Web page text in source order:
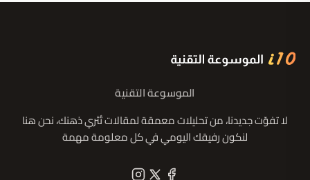
الموسوعة التقنية
لا تفوّت جديدنا، من تحليلات معمقة لمقالات تُثري ذهنك، نحن هنا
لنكون رفيقك اليومي في كل معلومة مهمة